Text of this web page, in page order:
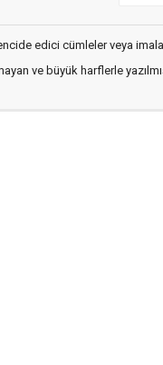
edici cümleler veya
ve büyük harflerle